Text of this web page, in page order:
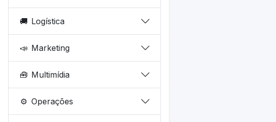
🚚 Logística
📣 Marketing
🧰 Multimídia
⚙️ Operações